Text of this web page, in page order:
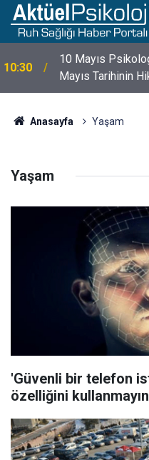
10:30
10 Mayıs
Mayıs Tarihinin
Anasayfa Yaşam
Yaşam
'Güvenli bir telefon
özelliğini